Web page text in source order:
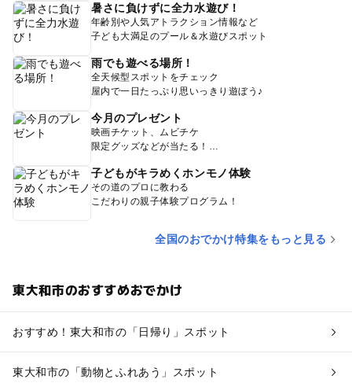
暑さに負けずに全力水遊び！
年齢別や人気アトラクション情報など
子ども大満足のプール＆水遊びスポット
雨でも遊べる場所！
全天候型スポットをチェック
屋内で一日たっぷり思いっきり遊ぼう♪
今月のプレゼント
映画チケット、ムビチケ
限定グッズなどが当たる！
子どもがキラめくホンモノ体験
その道のプロに教わる
こだわりの親子体験プログラム！
全国のおでかけ特集をもっと見る
東大和市のおすすめおでかけ
おすすめ！東大和市の「日帰り」スポット
東大和市の「動物とふれあう」スポット